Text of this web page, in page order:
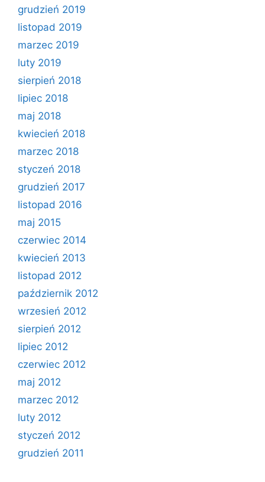
grudzień 2019
listopad 2019
marzec 2019
luty 2019
sierpień 2018
lipiec 2018
maj 2018
kwiecień 2018
marzec 2018
styczeń 2018
grudzień 2017
listopad 2016
maj 2015
czerwiec 2014
kwiecień 2013
listopad 2012
październik 2012
wrzesień 2012
sierpień 2012
lipiec 2012
czerwiec 2012
maj 2012
marzec 2012
luty 2012
styczeń 2012
grudzień 2011